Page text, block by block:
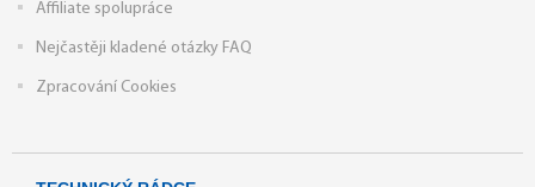
Affiliate spolupráce
Nejčastěji kladené otázky FAQ
Zpracování Cookies